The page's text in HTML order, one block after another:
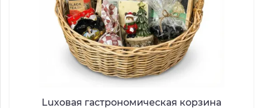
Luxовая гастрономическая корзина